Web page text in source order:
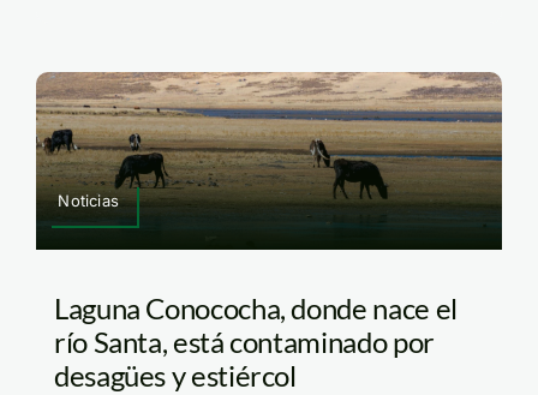
Noticias
Laguna Conococha, donde nace el
río Santa, está contaminado por
desagües y estiércol